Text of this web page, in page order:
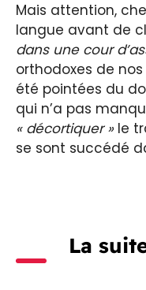
Mais attention,
langue avant de
dans une cour
orthodoxes de
été pointées du
qui n’a pas
« décortiquer »le
se sont succédé
La